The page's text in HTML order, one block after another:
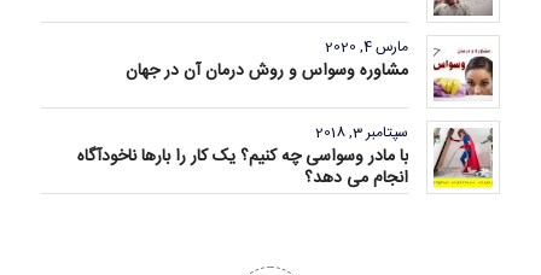
مارس 4, 2020
مشاوره وسواس و روش درمان آن در جهان
سپتامبر 3, 2018
با مادر وسواسی چه کنیم؟ یک کار را بارها ناخودآگاه
انجام می دهد؟